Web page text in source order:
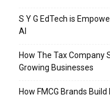
S Y G EdTech is
AI
How The Tax
Growing Businesses
How FMCG Brands